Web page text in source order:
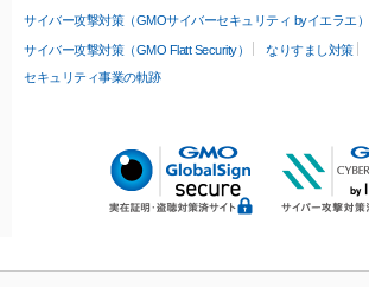
サイバー攻撃対策（GMOサイバーセキュリティ byイエラエ）
サイバー攻撃対策（GMO Flatt Security）
なりすまし対策
セキュリティ事業の軌跡